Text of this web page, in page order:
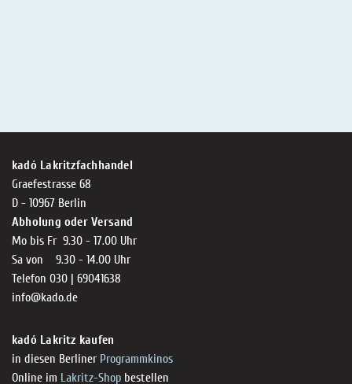
kadó Lakritzfachhandel
Graefestrasse 68
D - 10967 Berlin
Abholung oder Versand
Mo bis Fr 9.30 - 17.00 Uhr
Sa von 9.30 - 14.00 Uhr
Telefon 030 | 69041638
info@kado.de
kadó Lakritz kaufen
in diesen Berliner Programmkinos
Online im Lakritz-Shop bestellen